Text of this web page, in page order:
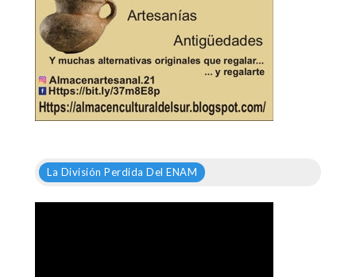
La División Perdida Del ENAM